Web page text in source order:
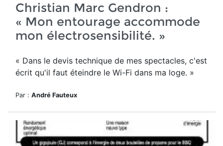
Christian Marc Gendron :
« Mon entourage accommode
mon électrosensibilité. »
« Dans le devis technique de mes spectacles, c'est
écrit qu'il faut éteindre le Wi-Fi dans ma loge. »
Par : André Fauteux